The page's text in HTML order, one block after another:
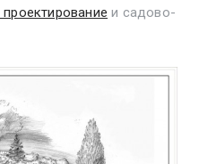
и садово-